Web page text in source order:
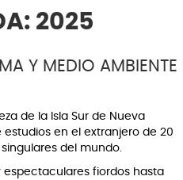
2025
Y MEDIO AMBIENTE
de la Isla Sur de Nueva
en el extranjero de 20
del mundo.
fiordos hasta